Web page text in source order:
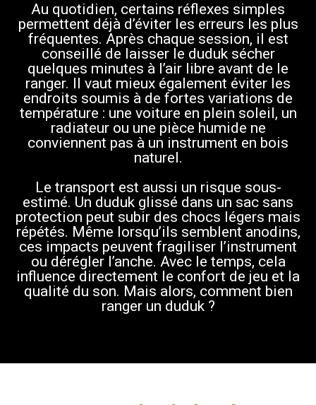
Au quotidien, certains réflexes simples
permettent déjà d’éviter les erreurs les plus
fréquentes. Après chaque session, il est
conseillé de laisser le duduk sécher
quelques minutes à l’air libre avant de le
ranger. Il vaut mieux également éviter les
endroits soumis à de fortes variations de
température : une voiture en plein soleil, un
radiateur ou une pièce humide ne
conviennent pas à un instrument en bois
naturel.
Le transport est aussi un risque sous-
estimé. Un duduk glissé dans un sac sans
protection peut subir des chocs légers mais
répétés. Même lorsqu’ils semblent anodins,
ces impacts peuvent fragiliser l’instrument
ou dérégler l’anche. Avec le temps, cela
influence directement le confort de jeu et la
qualité du son. Mais alors, comment bien
ranger un duduk ?